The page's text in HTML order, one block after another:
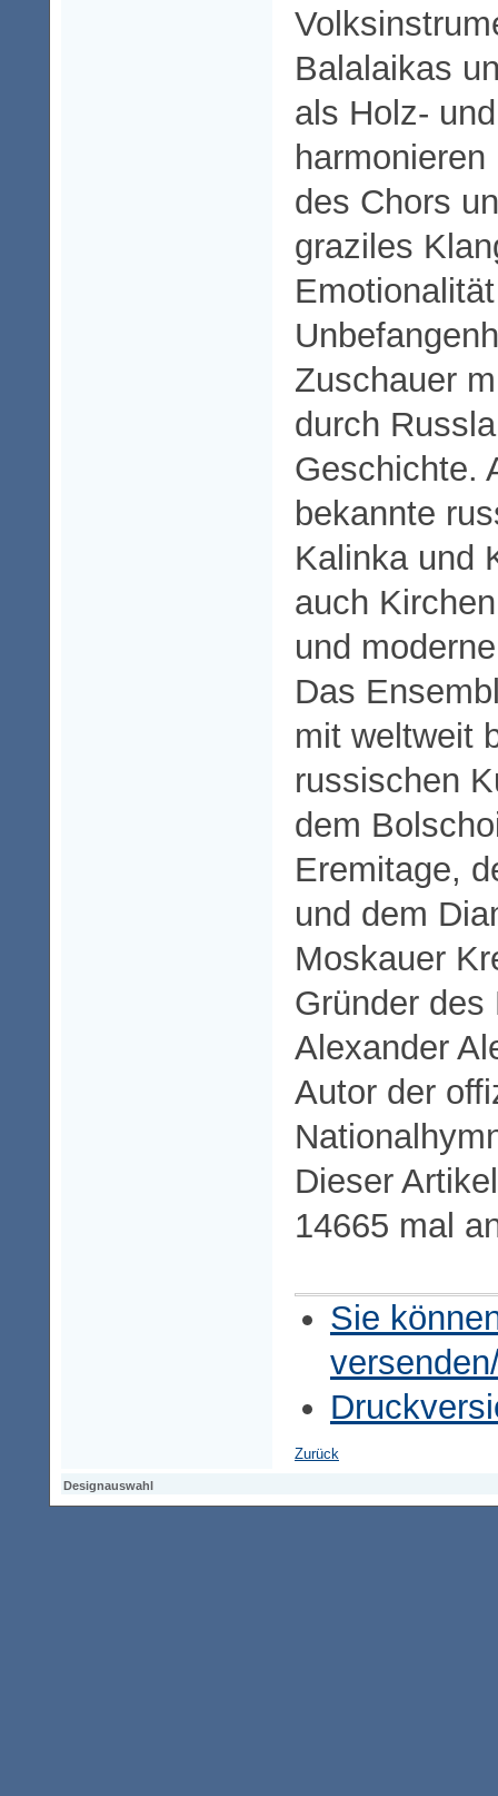
Balalaikas
als Holz-
des Chors
graziles
Zuschauer
durch
Geschichte.
bekannte
Kalinka und
auch
und
Das
mit weltweit
russischen
dem
Eremitage,
und dem
Moskauer
Gründer des
Alexander
Autor der
Dieser
14665 mal
Sie
Zurück
Designauswahl
Designauswahl